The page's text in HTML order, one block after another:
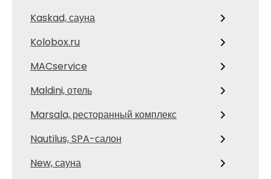
Kaskad, сауна
Kolobox.ru
MACservice
Maldini, отель
Marsala, ресторанный комплекс
Nautilus, SPA-салон
New, сауна